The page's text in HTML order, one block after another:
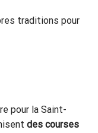
traditions pour
pour la Saint-
des courses